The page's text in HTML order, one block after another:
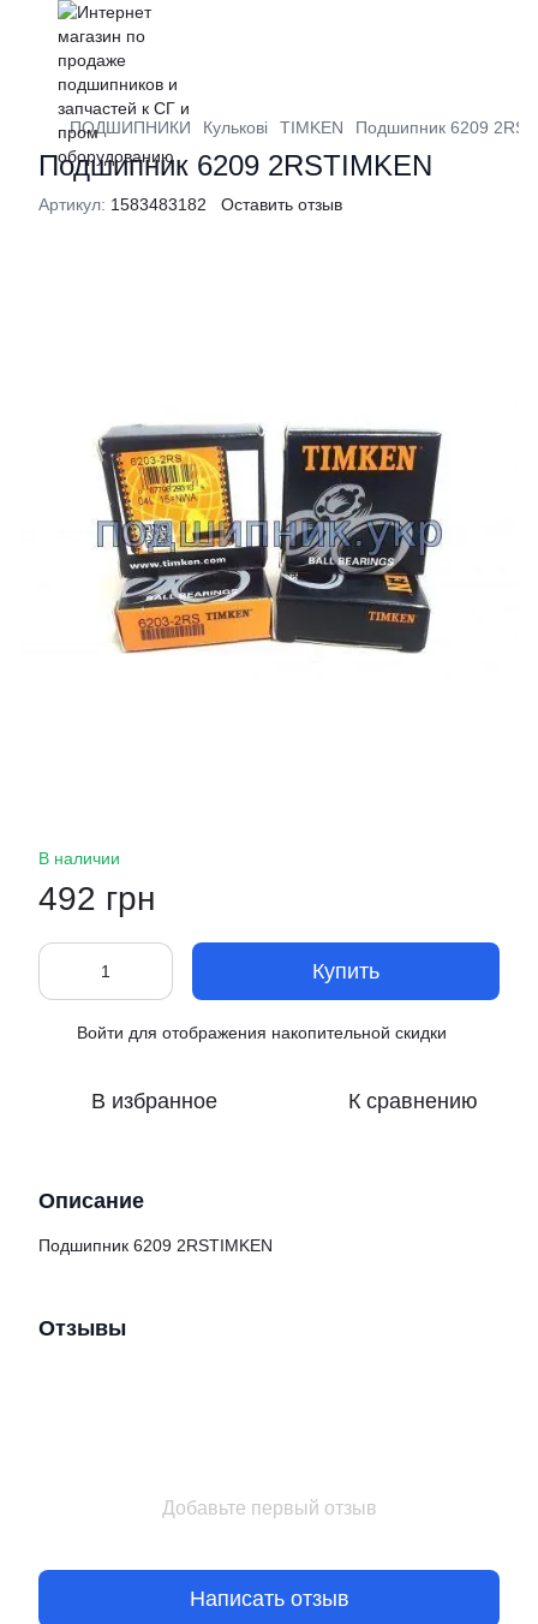
ПОДШИПНИКИ Кулькові TIMKEN Подшипник 6209
Подшипник 6209 2RSTIMKEN
Артикул: 1583483182 Оставить отзыв
В наличии
492 грн
Купить
Войти для отображения накопительной скидки
В избранное К сравнению
Описание
Подшипник 6209 2RSTIMKEN
Отзывы
Добавьте первый отзыв
Написать отзыв